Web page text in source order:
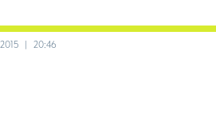
| 20:46